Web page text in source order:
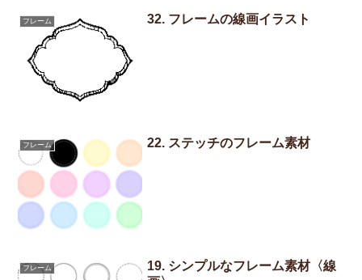
フレーム 32. フレームの線画イラスト
フレーム 22. ステッチのフレーム素材
フレーム
19. シンプルなフレーム素材〈線